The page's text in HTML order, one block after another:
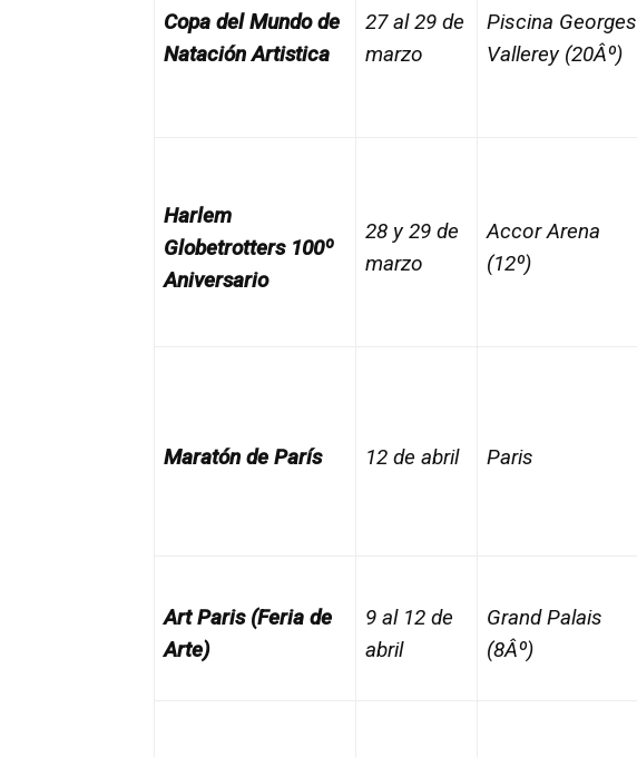
Copa del Mundo de
Natación Arti­stica
27 al 29 de
marzo
Piscina Georges
Vallerey (20Âº)
Harlem
Globetrotters 100º
Aniversario
28 y 29 de
marzo
Accor Arena
(12º)
Maratón de París 12 de abril Pari­s
Art Paris (Feria de
Arte)
9 al 12 de
abril
Grand Palais
(8Âº)